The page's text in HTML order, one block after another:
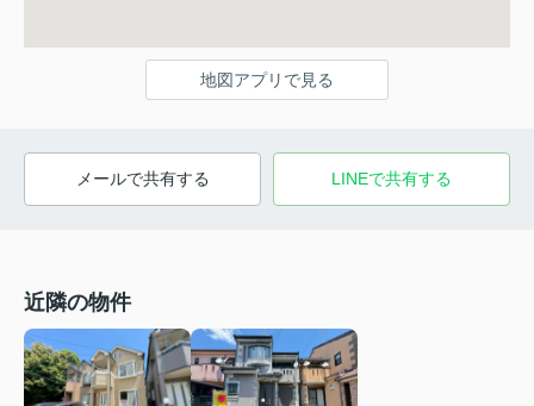
地図アプリで見る
メールで共有する LINEで共有する
近隣の物件